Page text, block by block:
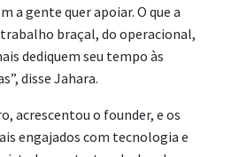
a gente quer apoiar. O que a
braçal, do operacional,
dediquem seu tempo às
disse Jahara.
acrescentou o founder, e os
engajados com tecnologia e